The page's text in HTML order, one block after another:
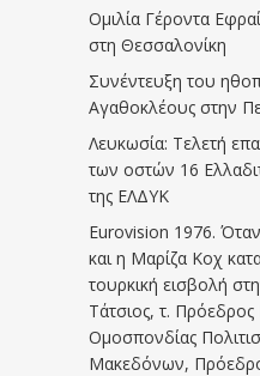
Ομιλία Γέροντα
στη Θεσσαλονίκη
Συνέντευξη του
Αγαθοκλέους στην
Λευκωσία: Τελετή
των οστών 16
της ΕΛΔΥΚ
Eurovision 1976.
και η Μαρίζα Κοχ
τουρκική εισβολή
Τάτσιος, τ. Πρόεδρος
Ομοσπονδίας
Μακεδόνων,